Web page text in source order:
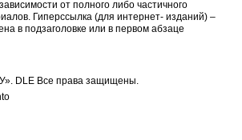
от полного либо частичного
Гиперссылка (для интернет- изданий) –
в подзаголовке или в первом абзаце
DLE Все права защищены.